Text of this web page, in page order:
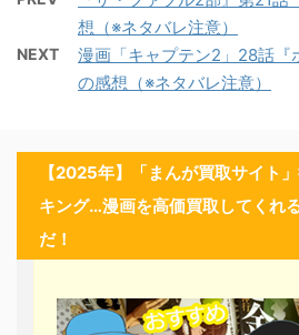
想（※ネタバレ注意）
NEXT
漫画「キャプテン2」28話『
の感想（※ネタバレ注意）
【2025年】「まんが買取サイト
キング…漫画を高価買取してくれ
だ！